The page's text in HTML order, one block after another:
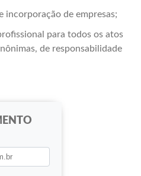
de empresas;
para todos os atos
de responsabilidade